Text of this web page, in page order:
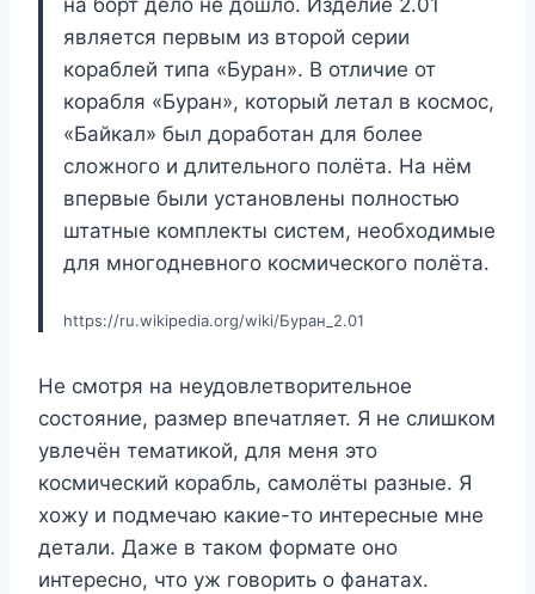
на борт дело не дошло. Изделие 2.01
является первым из второй серии
кораблей типа «Буран». В отличие от
корабля «Буран», который летал в космос,
«Байкал» был доработан для более
сложного и длительного полёта. На нём
впервые были установлены полностью
штатные комплекты систем, необходимые
для многодневного космического полёта.
https://ru.wikipedia.org/wiki/Буран_2.01
Не смотря на неудовлетворительное
состояние, размер впечатляет. Я не слишком
увлечён тематикой, для меня это
космический корабль, самолёты разные. Я
хожу и подмечаю какие-то интересные мне
детали. Даже в таком формате оно
интересно, что уж говорить о фанатах.